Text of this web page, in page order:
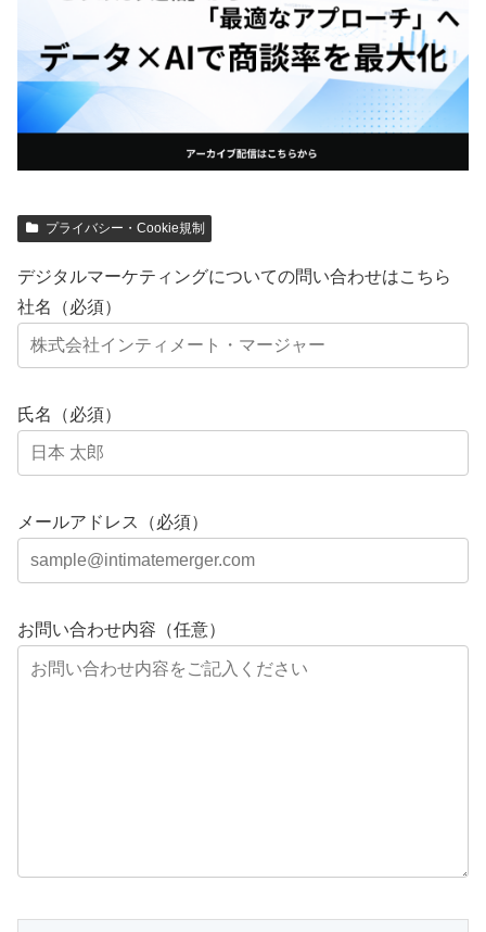
プライバシー・Cookie規制
デジタルマーケティングについての問い合わせはこちら
社名（必須）
氏名（必須）
メールアドレス（必須）
お問い合わせ内容（任意）